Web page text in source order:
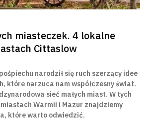
miasteczek. 4 lokalne
Cittaslow
narodził się ruch szerzący idee
które narzuca nam współczesny świat.
sieć małych miast. W tych
Warmii i Mazur znajdziemy
które warto odwiedzić.